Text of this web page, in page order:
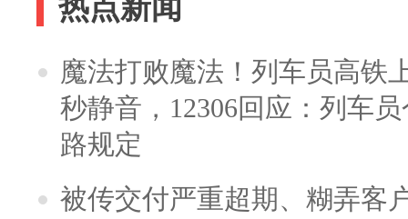
热点新闻
魔法打败魔法！列车员高铁
秒静音，12306回应：列车
路规定
被传交付严重超期、糊弄客